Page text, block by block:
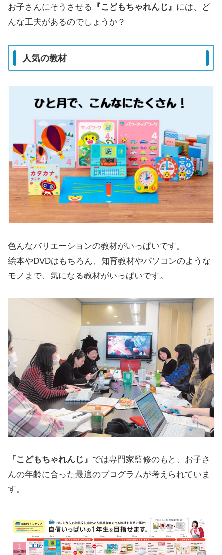
お子さんにそうさせる 『こどもちゃれんじ』 には、ど
んな工夫があるのでしょうか？
人気の教材
色んなバリエーションの教材がいっぱいです。
絵本やDVDはもちろん、知育教材やパソコンのような
モノまで、気になる教材がいっぱいです。
『こどもちゃれんじ』 では専門家監修のもと、お子さ
んの年齢に合った最適のプログラムが考えられていま
す。